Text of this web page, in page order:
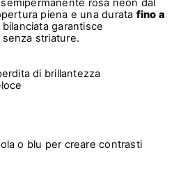
rosa neon dal
piena e una durata fino a
garantisce
senza striature.
di brillantezza
o blu per creare contrasti